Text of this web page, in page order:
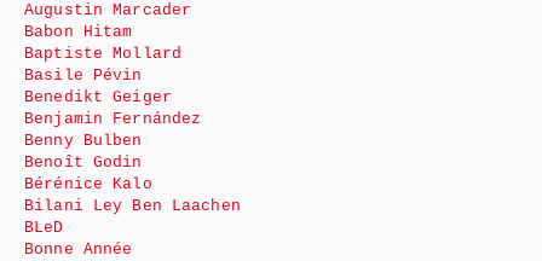
Augustin Marcader
Babon Hitam
Baptiste Mollard
Basile Pévin
Benedikt Geiger
Benjamin Fernández
Benny Bulben
Benoît Godin
Bérénice Kalo
Bilani Ley Ben Laachen
BLeD
Bonne Année